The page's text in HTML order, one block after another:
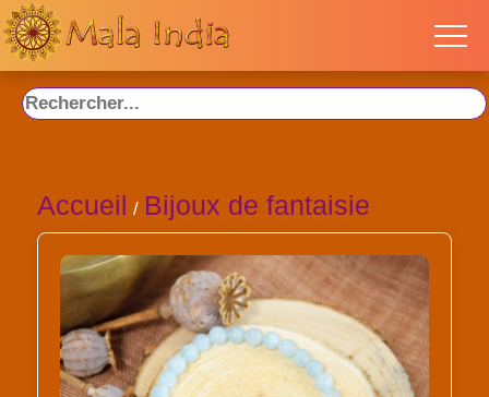
Accueil / Bijoux de fantaisie